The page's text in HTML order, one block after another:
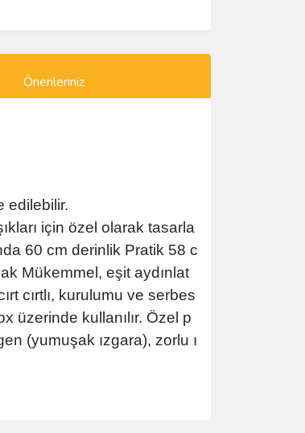
Önerileriniz
edilebilir.
için özel olarak tasarla
60 cm derinlik Pratik 58 c
Mükemmel, eşit aydınlat
cırtlı, kurulumu ve serbes
üzerinde kullanılır. Özel p
(yumuşak ızgara), zorlu ı